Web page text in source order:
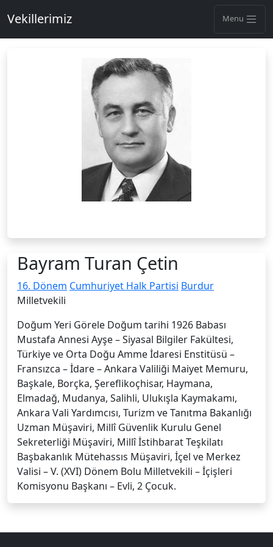
Vekillerimiz Menu
Bayram Turan Çetin
16. Dönem Cumhuriyet Halk Partisi Burdur
Milletvekili
Doğum Yeri Görele Doğum tarihi 1926 Babası
Mustafa Annesi Ayşe – Siyasal Bilgiler Fakültesi,
Türkiye ve Orta Doğu Amme İdaresi Enstitüsü –
Fransızca – İdare – Ankara Valiliği Maiyet Memuru,
Başkale, Borçka, Şereflikoçhisar, Haymana,
Elmadağ, Mudanya, Salihli, Ulukışla Kaymakamı,
Ankara Vali Yardımcısı, Turizm ve Tanıtma Bakanlığı
Uzman Müşaviri, Millî Güvenlik Kurulu Genel
Sekreterliği Müşaviri, Millî İstihbarat Teşkilatı
Başbakanlık Mütehassıs Müşaviri, İçel ve Merkez
Valisi – V. (XVI) Dönem Bolu Milletvekili – İçişleri
Komisyonu Başkanı – Evli, 2 Çocuk.